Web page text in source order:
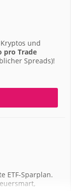
Kryptos und
pro Trade
Spreads)!
ETF-Sparplan.